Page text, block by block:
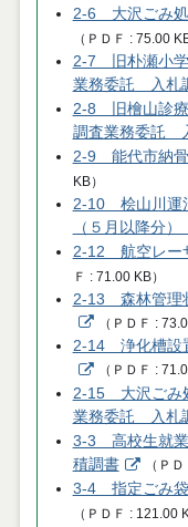
2-6 大沢ごみ
（ ＰＤＦ 75.00
2-7 旧朴瀬小学
業務委託 入札
2-8 旧檜山診療
調査業務委託
2-9 能代市納
KB）
2-10 桧山川運
（５月以降分
2-12 航空レー
Ｆ
71.00 KB）
2-13 森林管理
（ ＰＤＦ
2-14 浄化槽設
（ ＰＤＦ
2-15 大沢ごみ
業務委託 入札
3-3 高校生就
積調書
（ ＰＤ
3-4 指定ごみ
（ ＰＤＦ 121.00